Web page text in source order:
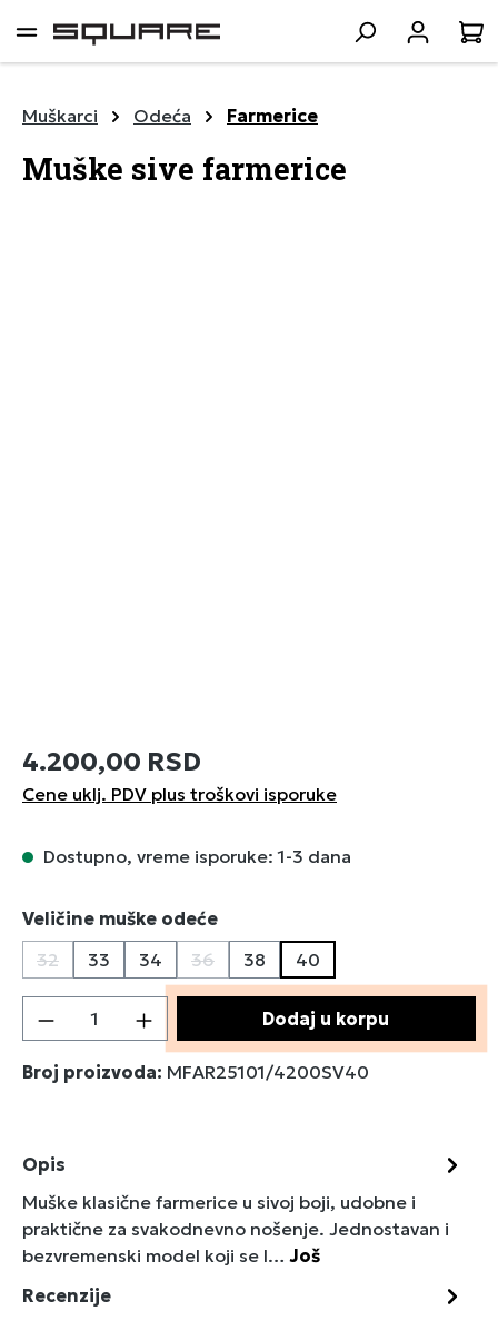
sadržaj
Muškarci Odeća Farmerice
Muške sive farmerice
4.200,00 RSD
Cene uklj. PDV plus troškovi isporuke
Dostupno, vreme isporuke: 1-3 dana
Izaberi
Veličine muške odeće
32
(Ova opcija trenutno nije dostupna.)
33 34 36
(Ova opcija trenutno nije dostupna.)
38 40
Količina proizvoda: Unesite željenu
Dodaj u korpu
Broj proizvoda: MFAR25101/4200SV40
Opis
Muške klasične farmerice u sivoj boji, udobne i
praktične za svakodnevno nošenje. Jednostavan i
bezvremenski model koji se l…Još
Recenzije